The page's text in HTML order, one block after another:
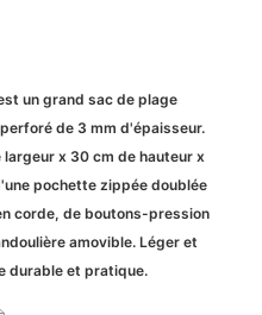
un grand sac de plage
de 3 mm d'épaisseur.
x 30 cm de hauteur x
pochette zippée doublée
corde, de boutons-pression
amovible. Léger et
durable et pratique.